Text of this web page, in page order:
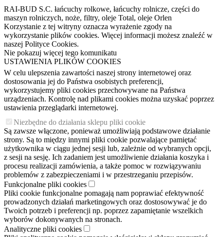
RAI-BUD S.C. łańcuchy rolkowe, łańcuchy rolnicze, części do
maszyn rolniczych, noże, filtry, oleje Total, oleje Orlen
Korzystanie z tej witryny oznacza wyrażenie zgody na
wykorzystanie plików cookies. Więcej informacji możesz znaleźć w
naszej Polityce Cookies.
Nie pokazuj więcej tego komunikatu
USTAWIENIA PLIKÓW COOKIES
W celu ulepszenia zawartości naszej strony internetowej oraz
dostosowania jej do Państwa osobistych preferencji,
wykorzystujemy pliki cookies przechowywane na Państwa
urządzeniach. Kontrolę nad plikami cookies można uzyskać poprzez
ustawienia przeglądarki internetowej.
Niezbędne do działania sklepu pliki cookie
Są zawsze włączone, ponieważ umożliwiają podstawowe działanie
strony. Są to między innymi pliki cookie pozwalające pamiętać
użytkownika w ciągu jednej sesji lub, zależnie od wybranych opcji,
z sesji na sesję. Ich zadaniem jest umożliwienie działania koszyka i
procesu realizacji zamówienia, a także pomoc w rozwiązywaniu
problemów z zabezpieczeniami i w przestrzeganiu przepisów.
Funkcjonalne pliki cookies
Pliki cookie funkcjonalne pomagają nam poprawiać efektywność
prowadzonych działań marketingowych oraz dostosowywać je do
Twoich potrzeb i preferencji np. poprzez zapamiętanie wszelkich
wyborów dokonywanych na stronach.
Analityczne pliki cookies